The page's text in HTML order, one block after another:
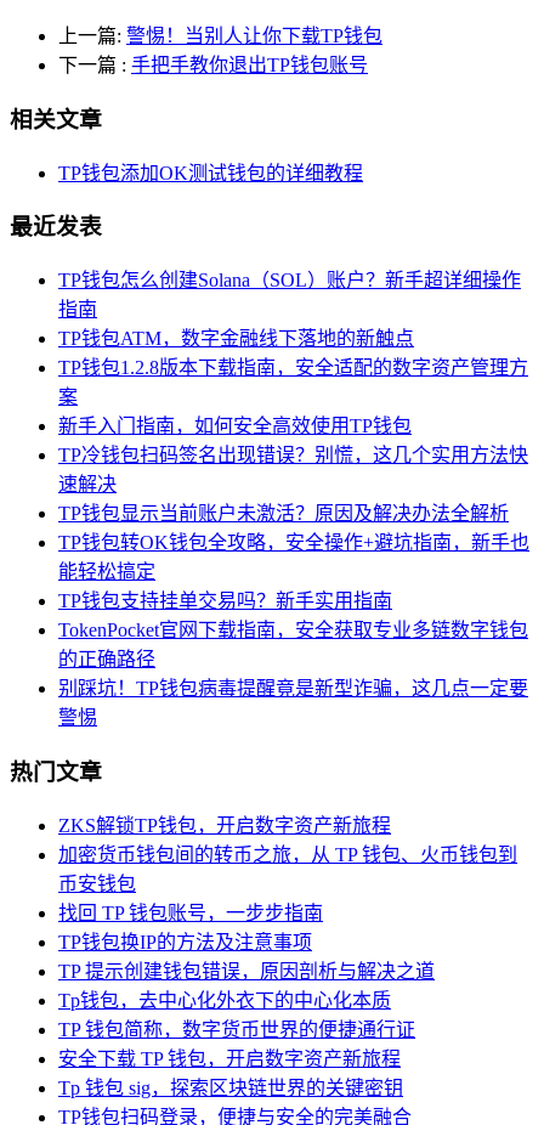
上一篇: 警惕！当别人让你下载TP钱包
下一篇 : 手把手教你退出TP钱包账号
相关文章
TP钱包添加OK测试钱包的详细教程
最近发表
TP钱包怎么创建Solana（SOL）账户？新手超详细操作
指南
TP钱包ATM，数字金融线下落地的新触点
TP钱包1.2.8版本下载指南，安全适配的数字资产管理方
案
新手入门指南，如何安全高效使用TP钱包
TP冷钱包扫码签名出现错误？别慌，这几个实用方法快
速解决
TP钱包显示当前账户未激活？原因及解决办法全解析
TP钱包转OK钱包全攻略，安全操作+避坑指南，新手也
能轻松搞定
TP钱包支持挂单交易吗？新手实用指南
TokenPocket官网下载指南，安全获取专业多链数字钱包
的正确路径
别踩坑！TP钱包病毒提醒竟是新型诈骗，这几点一定要
警惕
热门文章
ZKS解锁TP钱包，开启数字资产新旅程
加密货币钱包间的转币之旅，从 TP 钱包、火币钱包到
币安钱包
找回 TP 钱包账号，一步步指南
TP钱包换IP的方法及注意事项
TP 提示创建钱包错误，原因剖析与解决之道
Tp钱包，去中心化外衣下的中心化本质
TP 钱包简称，数字货币世界的便捷通行证
安全下载 TP 钱包，开启数字资产新旅程
Tp 钱包 sig，探索区块链世界的关键密钥
TP钱包扫码登录，便捷与安全的完美融合